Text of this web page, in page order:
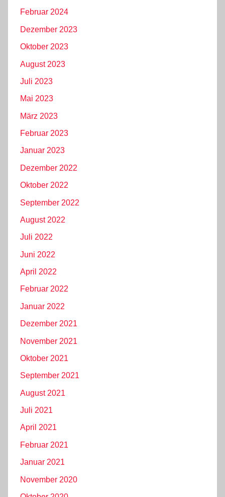
Februar 2024
Dezember 2023
Oktober 2023
August 2023
Juli 2023
Mai 2023
März 2023
Februar 2023
Januar 2023
Dezember 2022
Oktober 2022
September 2022
August 2022
Juli 2022
Juni 2022
April 2022
Februar 2022
Januar 2022
Dezember 2021
November 2021
Oktober 2021
September 2021
August 2021
Juli 2021
April 2021
Februar 2021
Januar 2021
November 2020